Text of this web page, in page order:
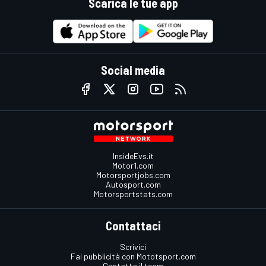
Scarica le tue app
Social media
InsideEvs.it
Motor1.com
Motorsportjobs.com
Autosport.com
Motorsportstats.com
Contattaci
Scrivici
Fai pubblicità con Mototsport.com